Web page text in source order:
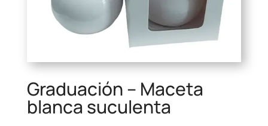
Graduación – Maceta
blanca suculenta